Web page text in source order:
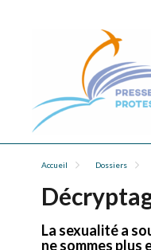
Accueil Dossiers
La sexualité a
ne sommes plus